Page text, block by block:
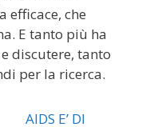
efficace, che
E tanto più ha
discutere, tanto
per la ricerca.